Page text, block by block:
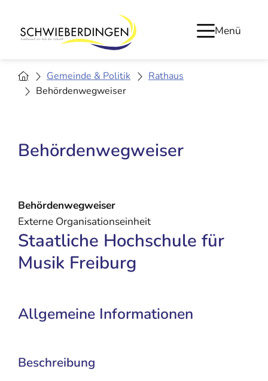
Menü
Gemeinde & Politik
Rathaus
Behördenwegweiser
Behördenwegweiser
Behördenwegweiser
Externe Organisationseinheit
Staatliche Hochschule für
Musik Freiburg
Allgemeine Informationen
Beschreibung